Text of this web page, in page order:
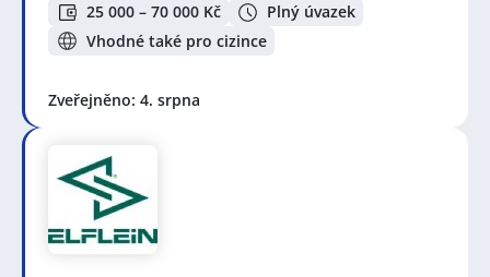
25 000 – 70 000 Kč
Plný úvazek
Vhodné také pro cizince
Zveřejněno: 4. srpna